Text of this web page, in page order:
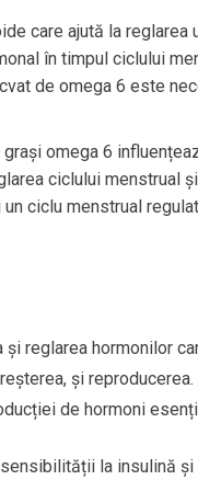
care ajută la
în timpul ciclului
de omega 6 este
omega 6
ciclului menstrual
ciclu menstrual
reglarea hormonilor
și reproducerea.
de hormoni
la insulină